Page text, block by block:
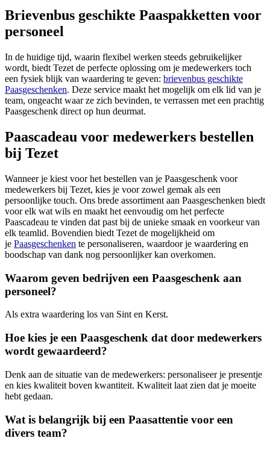
Brievenbus geschikte Paaspakketten voor
personeel
In de huidige tijd, waarin flexibel werken steeds gebruikelijker
wordt, biedt Tezet de perfecte oplossing om je medewerkers toch
een fysiek blijk van waardering te geven: brievenbus geschikte
Paasgeschenken. Deze service maakt het mogelijk om elk lid van je
team, ongeacht waar ze zich bevinden, te verrassen met een prachtig
Paasgeschenk direct op hun deurmat.
Paascadeau voor medewerkers bestellen
bij Tezet
Wanneer je kiest voor het bestellen van je Paasgeschenk voor
medewerkers bij Tezet, kies je voor zowel gemak als een
persoonlijke touch. Ons brede assortiment aan Paasgeschenken biedt
voor elk wat wils en maakt het eenvoudig om het perfecte
Paascadeau te vinden dat past bij de unieke smaak en voorkeur van
elk teamlid. Bovendien biedt Tezet de mogelijkheid om
je Paasgeschenken te personaliseren, waardoor je waardering en
boodschap van dank nog persoonlijker kan overkomen.
Waarom geven bedrijven een Paasgeschenk aan
personeel?
Als extra waardering los van Sint en Kerst.
Hoe kies je een Paasgeschenk dat door medewerkers
wordt gewaardeerd?
Denk aan de situatie van de medewerkers: personaliseer je presentje
en kies kwaliteit boven kwantiteit. Kwaliteit laat zien dat je moeite
hebt gedaan.
Wat is belangrijk bij een Paasattentie voor een
divers team?